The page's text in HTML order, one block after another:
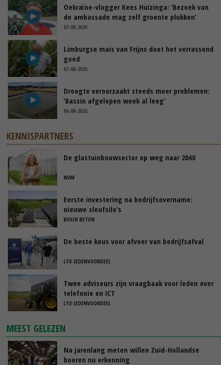
Oekraïne-vlogger Kees Huizinga: ‘Bezoek van
de ambassade mag zelf groente plukken’
07-08-2026
Limburgse mais van Frijns doet het verrassend
goed
07-08-2026
Droogte veroorzaakt steeds meer problemen:
‘Bassin afgelopen week al leeg’
06-08-2026
KENNISPARTNERS
De glastuinbouwsector op weg naar 2040
NVM
Eerste investering na bedrijfsovername:
nieuwe sleufsilo’s
BOSCH BETON
De beste keus voor afvoer van bedrijfsafval
LTO LEDENVOORDEEL
Twee adviseurs zijn vraagbaak voor leden over
telefonie en ICT
LTO LEDENVOORDEEL
MEEST GELEZEN
Na jarenlang meten willen Zuid-Hollandse
boeren nu erkenning